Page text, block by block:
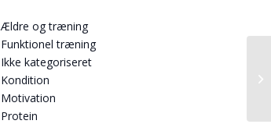
Ældre og træning
Funktionel træning
Ikke kategoriseret
Kondition
Motivation
Protein
at